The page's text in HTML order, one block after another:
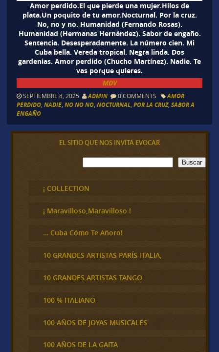
Amor perdido.El que pierde una mujer.Hilos de
plata.Un poquito de tu amor.Nocturnal. Por la cruz.
No, no y no. Humanidad (Fernando Rosas).
Humanidad (Hermanas Hernández). Sabor de engaño.
Sentencia. Desesperadamente. La número cien. Mi
Cuba bella. Vereda tropical. Negra linda. Dos
gardenias. Amor perdido (Chucho Martínez). Nadie. Te
vas porque quieres.
MDV
SEPTIEMBRE 8, 2025 ADMIN 0 COMMENTS
AMOR
PERDIDO, NADIE, NO NO NO, NOCTURNAL, POR LA CRUZ, SABOR A
ENGAÑO
EL SITIO QUE NOS INVITA EVOCAR
B
u
c
a
Buscar
¡ COLLECTION
¡ Maravilloso,Maravilloso !
… Cuba Cómo Te Añoro!
10 GRANDES ARTISTAS PARÍS-ITALIA,
10 GRANDES ARTISTAS TANGO
100 % ITALIANO
100 AÑOS DE JOYAS MUSICALES
100 AÑOS DE LA GAITA